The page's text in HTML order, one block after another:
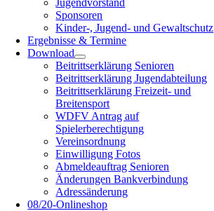
Jugendvorstand
Sponsoren
Kinder-, Jugend- und Gewaltschutz
Ergebnisse & Termine
Download
Beitrittserklärung Senioren
Beitrittserklärung Jugendabteilung
Beitrittserklärung Freizeit- und
Breitensport
WDFV Antrag auf
Spielerberechtigung
Vereinsordnung
Einwilligung Fotos
Abmeldeauftrag Senioren
Änderungen Bankverbindung
Adressänderung
08/20-Onlineshop